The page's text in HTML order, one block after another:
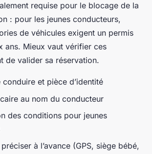
requise pour le blocage de la
: pour les jeunes conducteurs,
de véhicules exigent un permis
ans. Mieux vaut vérifier ces
de valider sa réservation.
conduire et pièce d’identité
au nom du conducteur
des conditions pour jeunes
à l’avance (GPS, siège bébé,